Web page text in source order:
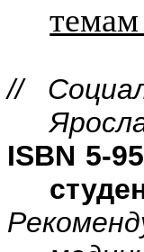
//
ISBN 5-